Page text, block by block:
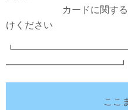
カードに関するお問
けください
━━━━━━━━━━━━┛
ここ